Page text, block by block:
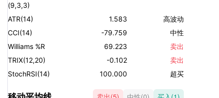
(9,3,3)
ATR(14) 1.583
高波动
CCI(14)
-79.759
中性
Williams %R
69.223
卖出
TRIX(12,20)
-0.102
卖出
StochRSI(14)
100.000 超买